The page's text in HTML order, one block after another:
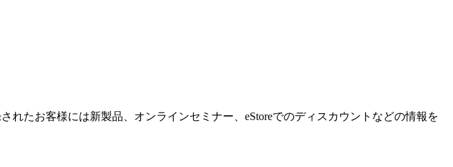
れたお客様には新製品、オンラインセミナー、eStoreでのディスカウントなどの情報を